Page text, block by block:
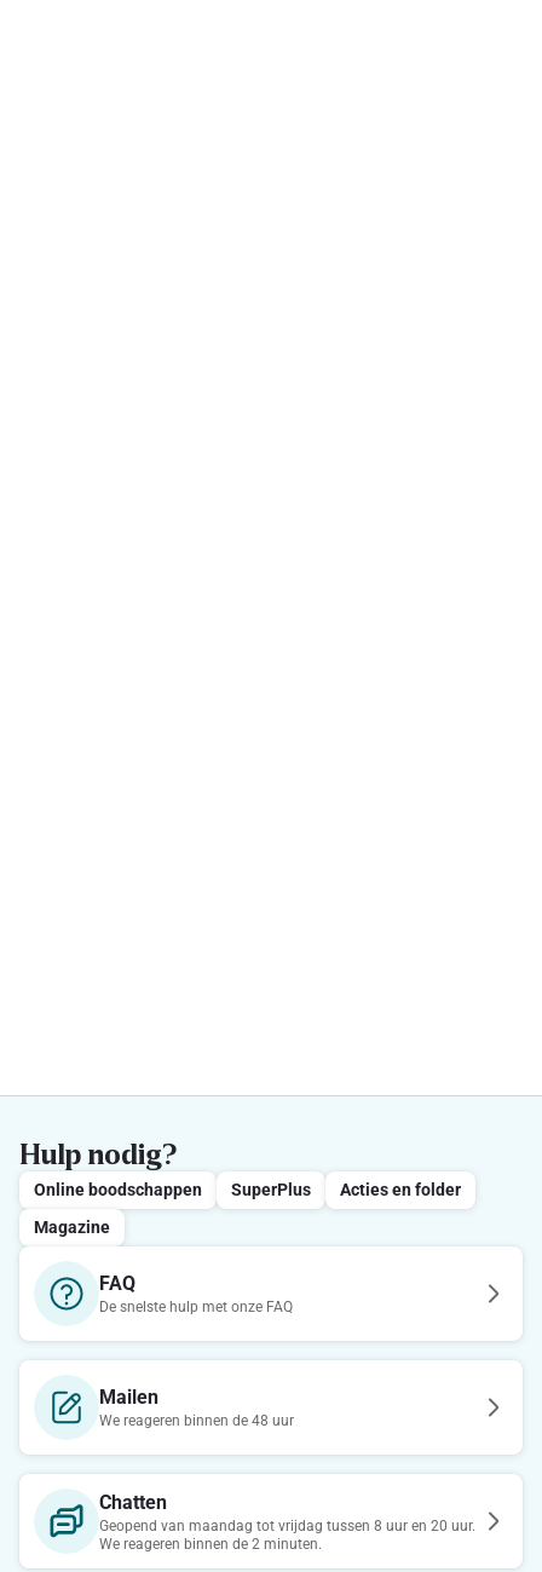
Hulp nodig?
Online boodschappen SuperPlus
Acties en folder
Magazine
FAQ
De snelste hulp met onze FAQ
Mailen
We reageren binnen de 48 uur
Chatten
Geopend van maandag tot vrijdag tussen 8 uur en 20 uur.
We reageren binnen de 2 minuten.